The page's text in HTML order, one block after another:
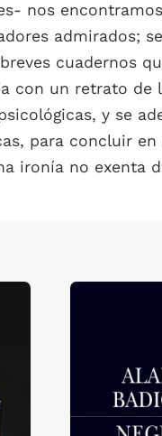
nos
admirados;
cuadernos
con un retrato
y se
para concluir
ironía no exenta